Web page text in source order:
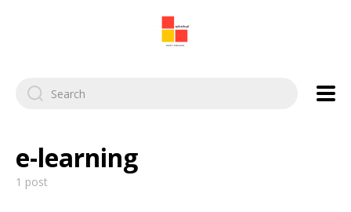
Search
for:
e-learning
1 post